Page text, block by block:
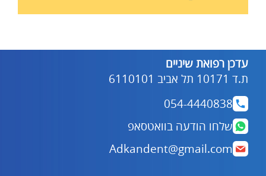
עדכן רפואת שיניים
ת.ד 10171 תל אביב 6110101
054-4440838
שלחו הודעה בוואטסאפ
Adkandent@gmail.com